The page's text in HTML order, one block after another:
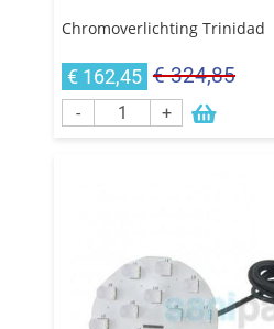
Chromoverlichting Trinidad
€ 162,45 € 324,85
- +